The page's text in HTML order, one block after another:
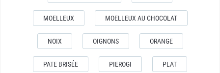
MOELLEUX MOELLEUX AU CHOCOLAT
NOIX OIGNONS ORANGE
PATE BRISÉE PIEROGI PLAT